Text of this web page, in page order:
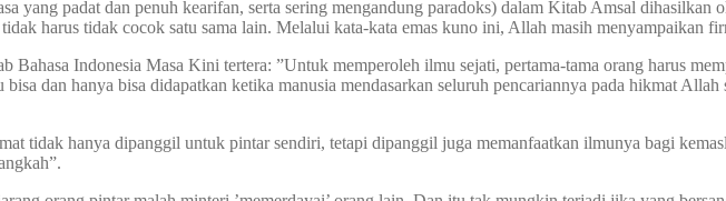
yang padat dan penuh kearifan, serta sering mengandung paradoks) dalam Kitab Amsal dihasilkan
harus tidak cocok satu sama lain. Melalui kata-kata emas kuno ini, Allah masih menyampaikan
Bahasa Indonesia Masa Kini tertera: ”Untuk memperoleh ilmu sejati, pertama-tama orang harus
dan hanya bisa didapatkan ketika manusia mendasarkan seluruh pencariannya pada hikmat
tidak hanya dipanggil untuk pintar sendiri, tetapi dipanggil juga memanfaatkan ilmunya bagi